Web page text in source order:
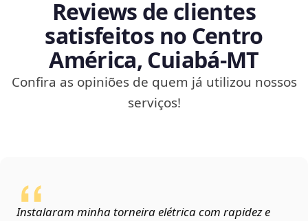
Reviews de clientes
satisfeitos no Centro
América, Cuiabá‑MT
Confira as opiniões de quem já utilizou nossos
serviços!
Instalaram minha torneira elétrica com rapidez e